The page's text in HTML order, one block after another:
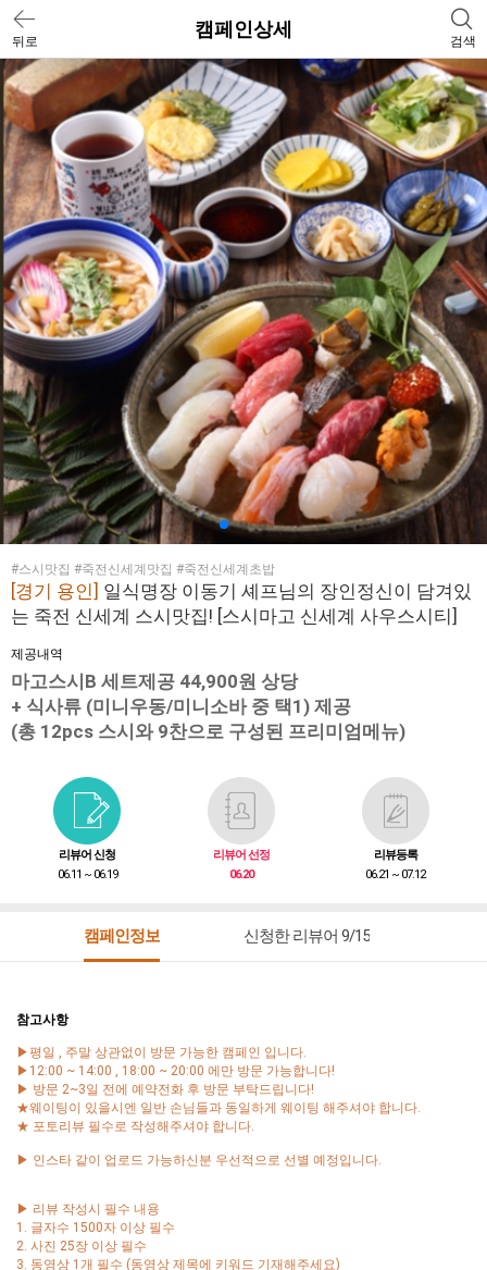
뒤로
캠페인상세
검색
#스시맛집 #죽전신세계맛집 #죽전신세계초밥
[경기 용인] 일식명장 이동기 셰프님의 장인정신이 담겨있
는 죽전 신세계 스시맛집! [스시마고 신세계 사우스시티]
제공내역
마고스시B 세트제공 44,900원 상당
+ 식사류 (미니우동/미니소바 중 택1) 제공
(총 12pcs 스시와 9찬으로 구성된 프리미엄메뉴)
리뷰어 신청
06.11 ~ 06.19
리뷰어 선정
06.20
리뷰등록
06.21 ~ 07.12
캠페인정보 신청한 리뷰어 9/15
참고사항
▶평일 , 주말 상관없이 방문 가능한 캠페인 입니다.
▶12:00 ~ 14:00 , 18:00 ~ 20:00 에만 방문 가능합니다!
▶ 방문 2~3일 전에 예약전화 후 방문 부탁드립니다!
★웨이팅이 있을시엔 일반 손님들과 동일하게 웨이팅 해주셔야 합니다.
★ 포토리뷰 필수로 작성해주셔야 합니다.
▶ 인스타 같이 업로드 가능하신분 우선적으로 선별 예정입니다.
▶ 리뷰 작성시 필수 내용
1. 글자수 1500자 이상 필수
2. 사진 25장 이상 필수
3. 동영상 1개 필수 (동영상 제목에 키워드 기재해주세요)